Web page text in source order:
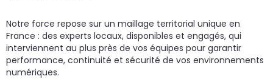
Notre force repose sur un maillage territorial unique en
France : des experts locaux, disponibles et engagés, qui
interviennent au plus près de vos équipes pour garantir
performance, continuité et sécurité de vos environnements
numériques.